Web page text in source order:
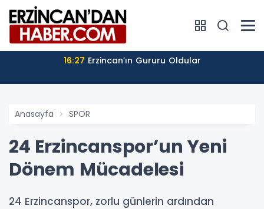
16:27 Erzincan’ın Gururu Oldular
Anasayfa SPOR
24 Erzincanspor’un Yeni
Dönem Mücadelesi
24 Erzincanspor, zorlu günlerin ardından